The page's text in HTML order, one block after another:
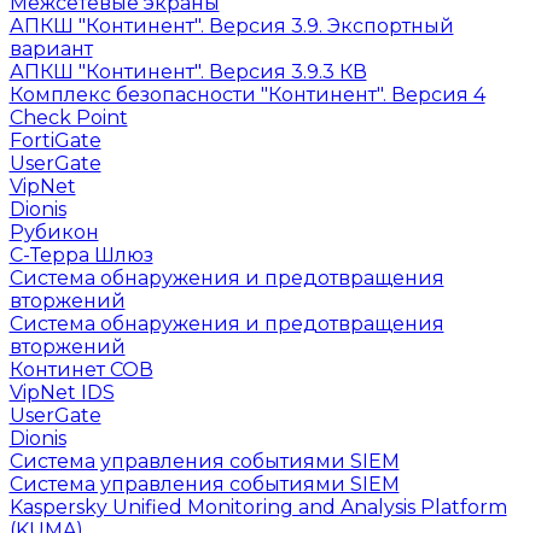
АПКШ "Континент". Версия 3.9. Экспортный
вариант
АПКШ "Континент". Версия 3.9.3 КВ
Комплекс безопасности "Континент". Версия 4
Check Point
FortiGate
UserGate
VipNet
Dionis
Рубикон
С-Терра Шлюз
Система обнаружения и предотвращения
вторжений
Система обнаружения и предотвращения
вторжений
Континет СОВ
VipNet IDS
UserGate
Dionis
Система управления событиями SIEM
Система управления событиями SIEM
Kaspersky Unified Monitoring and Analysis Platform